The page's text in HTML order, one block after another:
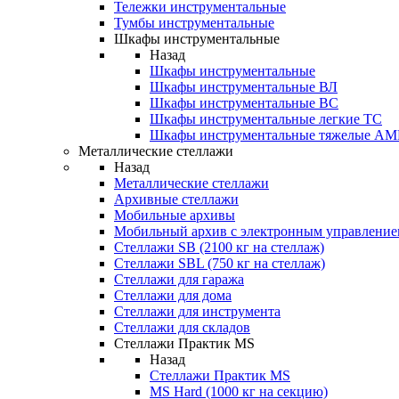
Тележки инструментальные
Тумбы инструментальные
Шкафы инструментальные
Назад
Шкафы инструментальные
Шкафы инструментальные ВЛ
Шкафы инструментальные ВС
Шкафы инструментальные легкие ТС
Шкафы инструментальные тяжелые
Металлические стеллажи
Назад
Металлические стеллажи
Архивные стеллажи
Мобильные архивы
Мобильный архив с электронным
Стеллажи SB (2100 кг на стеллаж)
Стеллажи SBL (750 кг на стеллаж)
Стеллажи для гаража
Стеллажи для дома
Стеллажи для инструмента
Стеллажи для складов
Стеллажи Практик MS
Назад
Стеллажи Практик MS
MS Hard (1000 кг на секцию)